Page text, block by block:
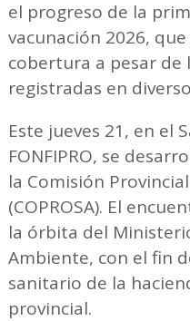
el progreso de la
vacunación 2026,
cobertura a pesar de
registradas en
Este jueves 21, en el
FONFIPRO, se
la Comisión
(COPROSA). El
la órbita del
Ambiente, con el fin
sanitario de la
provincial.